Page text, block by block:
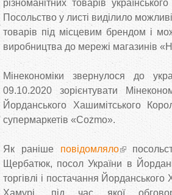
різноманітних товарів
Посольство у листі виділило
товарів під місцевим брендом і
виробництва до мережі магазинів
Мінекономіки звернулося до
09.10.2020 зорієнтувати
Йорданського Хашимітського
супермаркетів «Cozmo».
Як раніше повідомляло
Щербатюк, посол України в
торгівлі і постачання
Хамурі, під час якої